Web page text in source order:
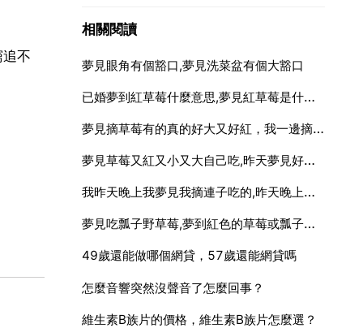
不
相關閱讀
夢見眼角有個豁口,夢見洗菜盆有個大豁口
已婚夢到紅草莓什麼意思,夢見紅草莓是什麼意思
夢見摘草莓有的真的好大又好紅，我一邊摘一邊吃哦
夢見草莓又紅又小又大自己吃,昨天夢見好多片草莓園，全都長著又大又紅的草莓，我還到處摘著吃，還很好吃的樣子，從沒做過這個夢，也不
我昨天晚上我夢見我摘連子吃的,昨天晚上我夢見我帶的佛哭了
夢見吃瓢子野草莓,夢到紅色的草莓或瓢子是什麼意思
49歲還能做哪個網貸，57歲還能網貸嗎
怎麼音響突然沒聲音了怎麼回事？
維生素B族片的價格，維生素B族片怎麼選？